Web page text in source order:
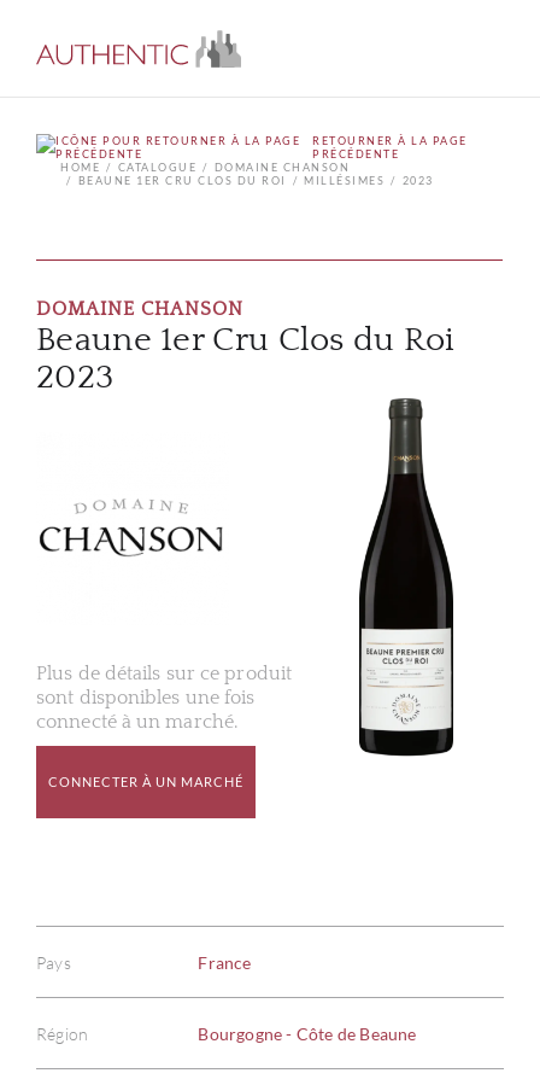
RETOURNER À LA PAGE
PRÉCÉDENTE
HOME
CATALOGUE
DOMAINE CHANSON
BEAUNE 1ER CRU CLOS DU ROI
MILLÉSIMES 2023
DOMAINE CHANSON
Beaune 1er Cru Clos du Roi
2023
Plus de détails sur ce produit
sont disponibles une fois
connecté à un marché.
CONNECTER À UN MARCHÉ
Pays France
Région Bourgogne - Côte de Beaune